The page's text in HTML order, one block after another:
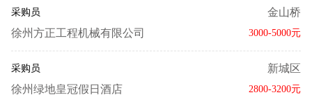
采购员
金山桥
徐州方正工程机械有限公司
3000-5000元
采购员
新城区
徐州绿地皇冠假日酒店
2800-3200元